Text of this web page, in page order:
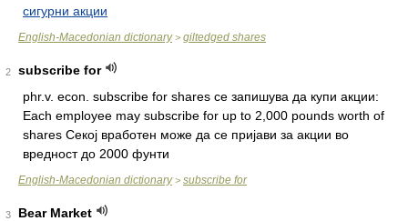
сигурни акции
English-Macedonian dictionary> giltedged shares
2
subscribe for
phr.v. econ. subscribe for shares се запишува да купи акции:
Each employee may subscribe for up to 2,000 pounds worth of
shares Секој вработен може да се пријави за акции во
вредност до 2000 фунти
English-Macedonian dictionary> subscribe for
3
Bear Market